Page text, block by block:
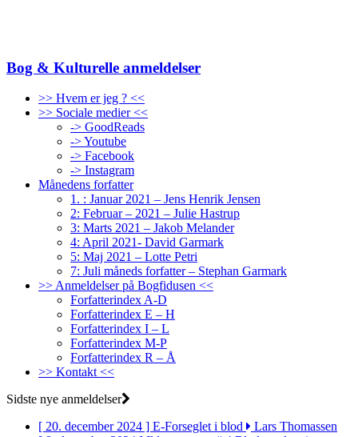
Bog & Kulturelle anmeldelser
>> Hvem er jeg ? <<
>> Sociale medier <<
-> GoodReads
-> Youtube
-> Facebook
-> Instagram
Månedens forfatter
1. : Januar 2021 – Jens Henrik Jensen
2: Februar – 2021 – Julie Hastrup
3: Marts 2021 – Jakob Melander
4: April 2021- David Garmark
5: Maj 2021 – Lotte Petri
7: Juli måneds forfatter – Stephan Garmark
>> Anmeldelser på Bogfidusen <<
Forfatterindex A-D
Forfatterindex E – H
Forfatterindex I – L
Forfatterindex M-P
Forfatterindex R – Å
>> Kontakt <<
Sidste nye anmeldelser
[ 20. december 2024 ] E-Forseglet i blod
Lars Thomassen